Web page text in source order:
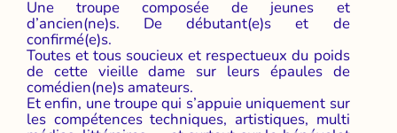
Une troupe composée de jeunes et
d’ancien(ne)s. De débutant(e)s et de
confirmé(e)s.
Toutes et tous soucieux et respectueux du poids
de cette vieille dame sur leurs épaules de
comédien(ne)s amateurs.
Et enfin, une troupe qui s’appuie uniquement sur
les compétences techniques, artistiques, multi